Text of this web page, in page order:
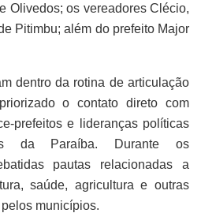
Olivedos; os vereadores Clécio,
Pitimbu; além do prefeito Major
dentro da rotina de articulação
o contato direto com
prefeitos e lideranças políticas
da Paraíba. Durante os
pautas relacionadas a
saúde, agricultura e outras
municípios.